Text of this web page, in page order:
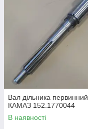
Вал дільника первинний
КАМАЗ 152.1770044
В наявності